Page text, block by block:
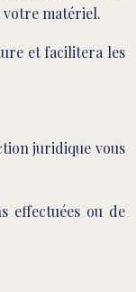
matériel.
et facilitera les
juridique vous
effectuées ou de